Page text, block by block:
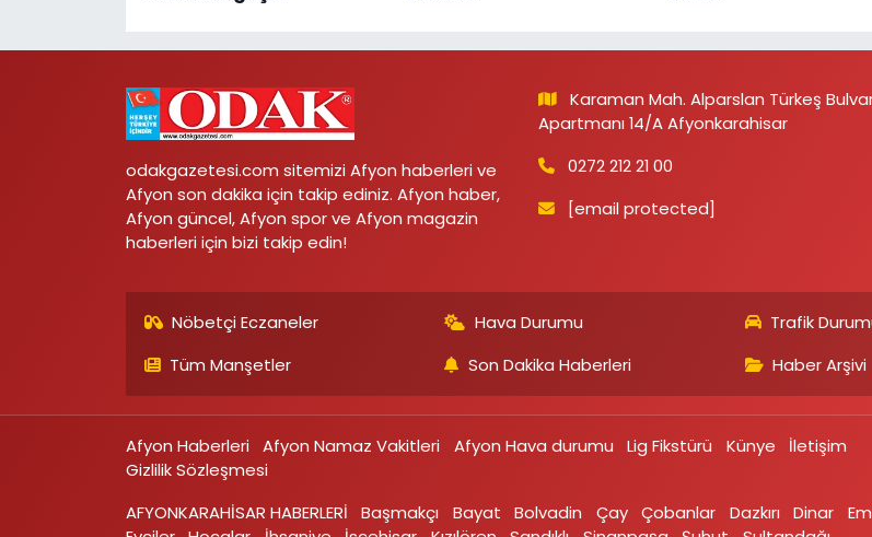
odakgazetesi.com sitemizi Afyon haberleri ve
Afyon son dakika için takip ediniz. Afyon haber,
Afyon güncel, Afyon spor ve Afyon magazin
haberleri için bizi takip edin!
Karaman Mah. Alparslan Türkeş
Apartmanı 14/A Afyonkarahisar
0272 212 21 00
[email protected]
Nöbetçi Eczaneler Hava Durumu Trafik
Tüm Manşetler
Son Dakika Haberleri Haber Arşivi
Afyon Haberleri Afyon Namaz Vakitleri Afyon Hava durumu Lig Fikstürü Künye
İletişim
Gizlilik Sözleşmesi
AFYONKARAHİSAR HABERLERİ
Başmakçı Bayat Bolvadin Çay Çobanlar Dazkırı Dinar